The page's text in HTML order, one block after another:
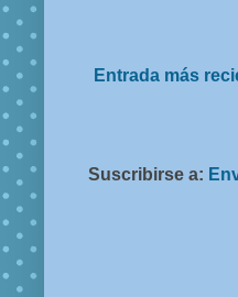
Entrada más
Suscribirse a: